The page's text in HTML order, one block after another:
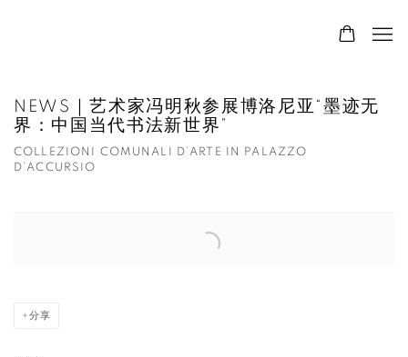
NEWS｜艺术家冯明秋参展博洛尼亚“墨迹无
界：中国当代书法新世界”
COLLEZIONI COMUNALI D’ARTE IN PALAZZO
D’ACCURSIO
分享